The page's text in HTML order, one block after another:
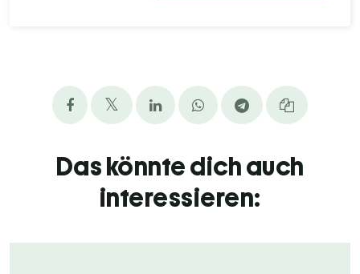
Das könnte dich auch
interessieren: